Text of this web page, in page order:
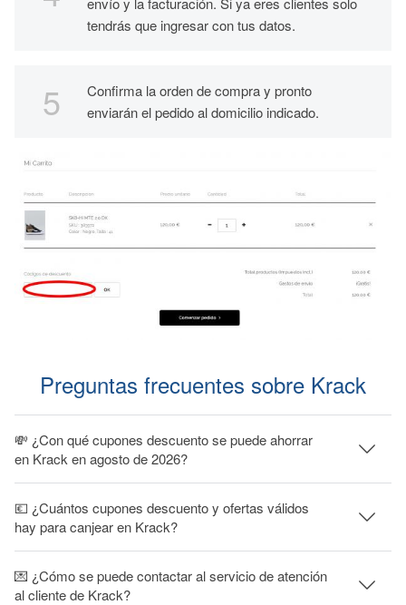
tendrás que ingresar con tus datos.
Confirma la orden de compra y pronto
enviarán el pedido al domicilio indicado.
Preguntas frecuentes sobre Krack
💸 ¿Con qué cupones descuento se puede ahorrar
en Krack en agosto de 2026?
💶 ¿Cuántos cupones descuento y ofertas válidos
hay para canjear en Krack?
💌 ¿Cómo se puede contactar al servicio de atención
al cliente de Krack?